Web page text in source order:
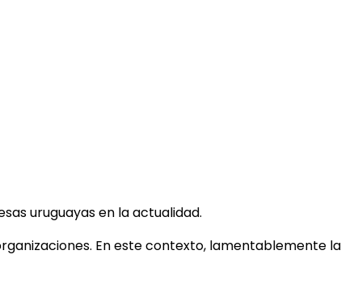
uruguayas en la actualidad.
En este contexto, lamentablemente la